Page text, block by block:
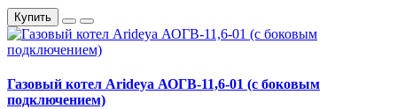
Купить
Газовый котел Arideya АОГВ-11,6-01 (с боковым
подключением)